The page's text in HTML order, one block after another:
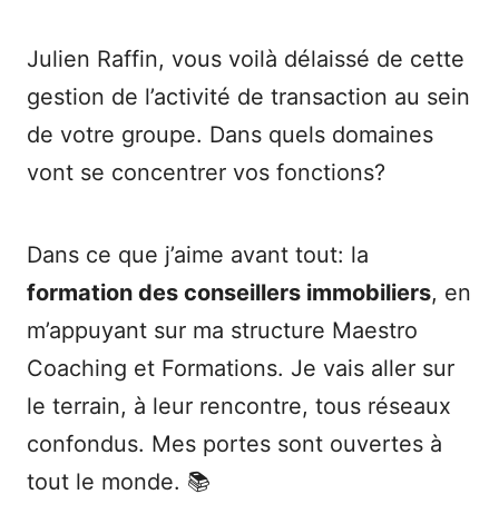
Julien Raffin, vous voilà délaissé de cette
gestion de l’activité de transaction au sein
de votre groupe. Dans quels domaines
vont se concentrer vos fonctions?
Dans ce que j’aime avant tout: la
formation des conseillers immobiliers, en
m’appuyant sur ma structure Maestro
Coaching et Formations. Je vais aller sur
le terrain, à leur rencontre, tous réseaux
confondus. Mes portes sont ouvertes à
tout le monde. 📚